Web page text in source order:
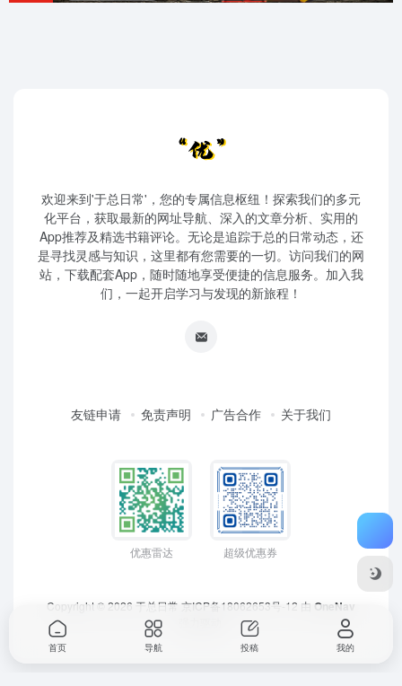
欢迎来到'于总日常'，您的专属信息枢纽！探索我们的多元
化平台，获取最新的网址导航、深入的文章分析、实用的
App推荐及精选书籍评论。无论是追踪于总的日常动态，还
是寻找灵感与知识，这里都有您需要的一切。访问我们的网
站，下载配套App，随时随地享受便捷的信息服务。加入我
们，一起开启学习与发现的新旅程！
友链申请 免责声明 广告合作 关于我们
优惠雷达 超级优惠券
Copyright © 2026 于总日常 京ICP备18062653号-12 由 OneNav
首页 导航 投稿 我的